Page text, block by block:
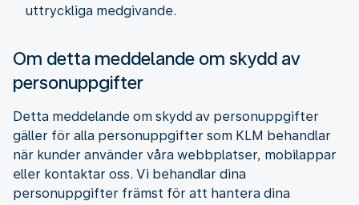
uttryckliga medgivande.
Om detta meddelande om skydd av
personuppgifter
Detta meddelande om skydd av personuppgifter
gäller för alla personuppgifter som KLM behandlar
när kunder använder våra webbplatser, mobilappar
eller kontaktar oss. Vi behandlar dina
personuppgifter främst för att hantera dina